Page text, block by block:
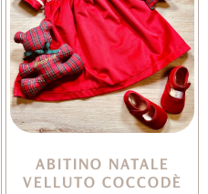
ABITINO NATALE
VELLUTO COCCODÈ